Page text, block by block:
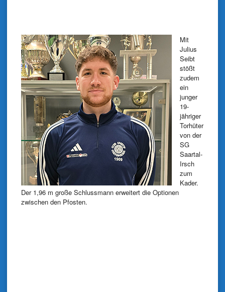
Mit
Julius
Seibt
stößt
zudem
ein
junger
19-
jähriger
Torhüter
von der
SG
Saartal-
Irsch
zum
Kader.
Der 1,96 m große Schlussmann erweitert die Optionen
zwischen den Pfosten.